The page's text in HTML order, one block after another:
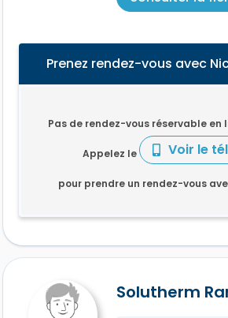
Prenez rendez-vous avec
Pas de rendez-vous réservable
Appelez le Voir le
pour prendre un rendez-vous
Solutherm